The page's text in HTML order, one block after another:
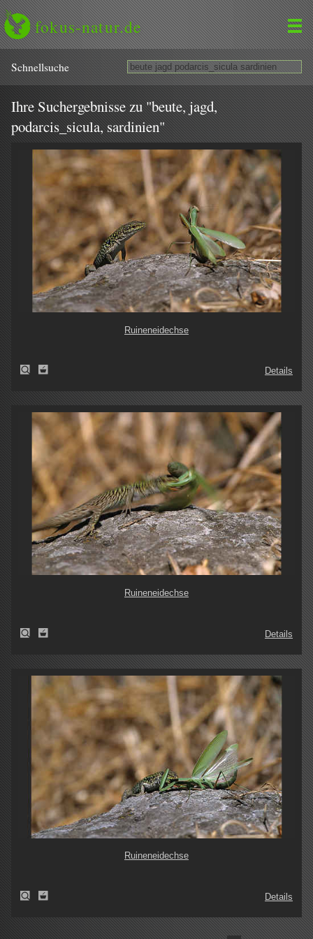
fokus-natur.de
Schnell­suche
Ihre Suchergebnisse zu "beute, jagd,
podarcis_sicula, sardinien"
Ruineneidechse
Details
Ruineneidechse
Details
Ruineneidechse
Details